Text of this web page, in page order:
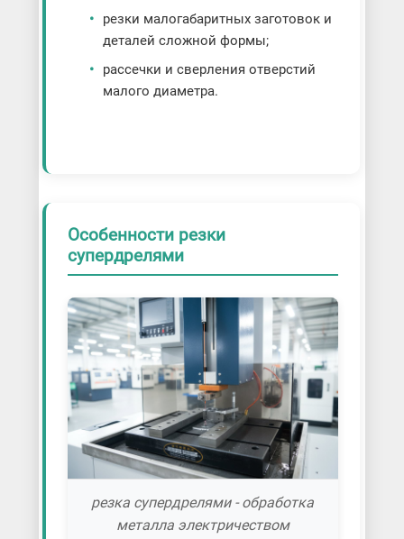
резки малогабаритных заготовок и
деталей сложной формы;
рассечки и сверления отверстий
малого диаметра.
Особенности резки
супердрелями
резка супердрелями - обработка
металла электричеством